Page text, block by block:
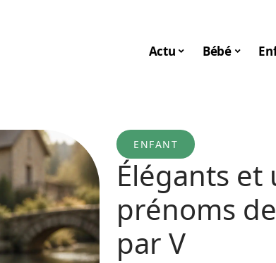
Actu Bébé
ENFANT
Élégants et
prénoms
par V